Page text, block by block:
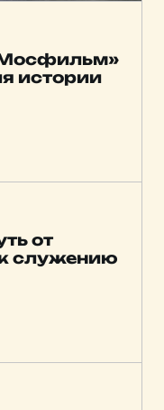
истории
от
служению